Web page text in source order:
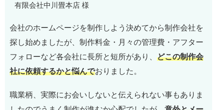
有限会社中川畳本店 様
会社のホームページを制作しよう決めてから制作会社を
探し始めましたが、制作料金・月々の管理費・アフター
フォローなど各会社に長所と短所があり、 どこの制作会
社に依頼するかと悩んでおりました。
職業柄、実際にお会いしないと伝えられない事もありま